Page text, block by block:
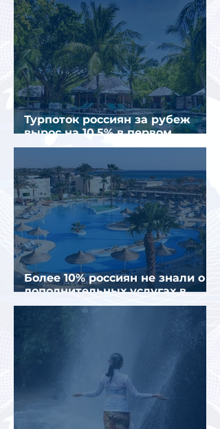
Турпоток россиян за рубеж
вырос на 10,5% в первом
полугодии 2026 года
Более 10% россиян не знали о
дополнительных услугах в
отелях